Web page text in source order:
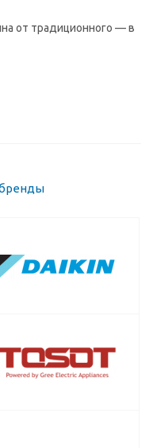
от традиционного — в